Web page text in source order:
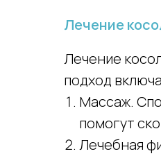
Лечение
Лечение
подход
Массаж.
помогут
Лечебная